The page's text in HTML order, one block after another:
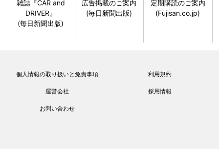
雑誌『CAR and
DRIVER』
(毎日新聞出版)
広告掲載のご案内
(毎日新聞出版)
定期購読のご案内
(Fujisan.co.jp)
個人情報の取り扱いと免責事項 利用規約
運営会社 採用情報
お問い合わせ